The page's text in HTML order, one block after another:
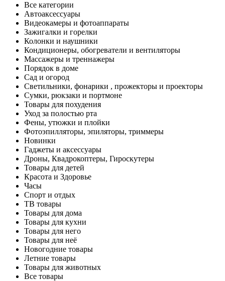
Все категории
Автоаксессуары
Видеокамеры и фотоаппараты
Зажигалки и горелки
Колонки и наушники
Кондиционеры, обогреватели и вентиляторы
Массажеры и треннажеры
Порядок в доме
Сад и огород
Светильники, фонарики , прожекторы и проекторы
Сумки, рюкзаки и портмоне
Товары для похудения
Уход за полостью рта
Фены, утюжки и плойки
Фотоэпилляторы, эпиляторы, триммеры
Новинки
Гаджеты и аксессуары
Дроны, Квадрокоптеры, Гироскутеры
Товары для детей
Красота и Здоровье
Часы
Спорт и отдых
ТВ товары
Товары для дома
Товары для кухни
Товары для него
Товары для неё
Новогодние товары
Летние товары
Товары для животных
Все товары